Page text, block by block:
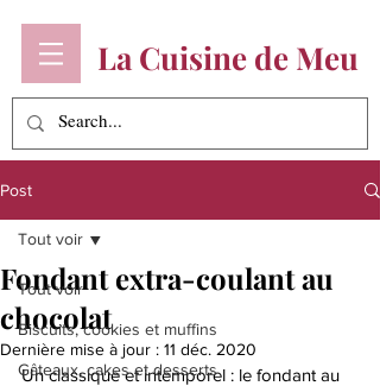
La Cuisine de Meu
Post
Tout voir
Biscuits, cookies et muffins
Gâteaux, cakes et desserts
Tout voir
Fondant extra-coulant au
chocolat
Dernière mise à jour : 11 déc. 2020
Un classique et intemporel : le fondant au